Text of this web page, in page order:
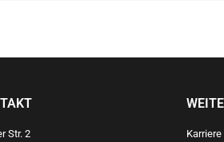
Str. 2
Karriere